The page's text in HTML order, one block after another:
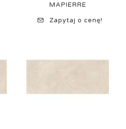
MAPIERRE
Zapytaj o cenę!